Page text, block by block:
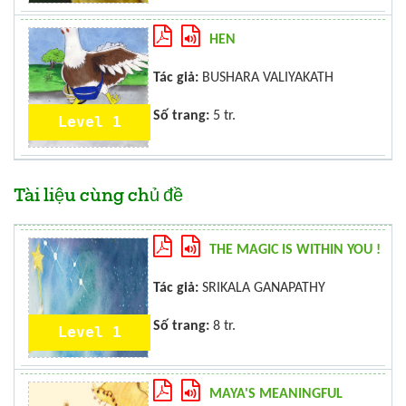
Level 1
HEN
Tác giả: BUSHARA VALIYAKATH
Số trang: 5 tr.
Tài liệu cùng chủ đề
Level 1
THE MAGIC IS WITHIN YOU !
Tác giả: SRIKALA GANAPATHY
Số trang: 8 tr.
MAYA'S MEANINGFUL